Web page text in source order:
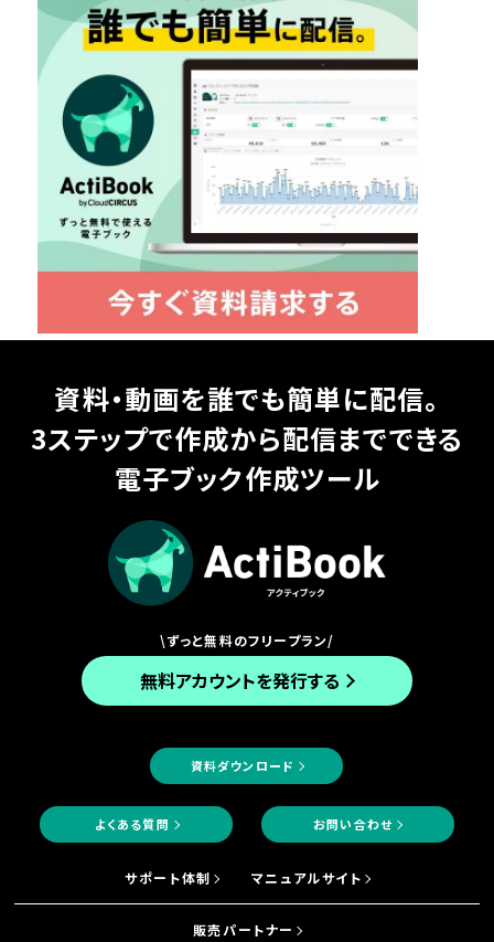
資料・動画を誰でも簡単に配信。
3ステップで作成から配信までできる
電子ブック作成ツール
\ずっと無料のフリープラン/
無料アカウントを発行する
資料ダウンロード
よくある質問 お問い合わせ
サポート体制 マニュアルサイト
販売パートナー